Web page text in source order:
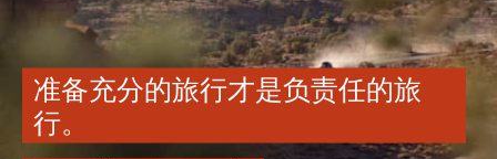
准备充分的旅行才是负责任的旅
行。